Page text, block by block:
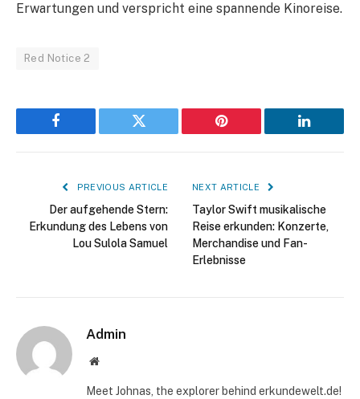
Erwartungen und verspricht eine spannende Kinoreise.
Red Notice 2
Facebook Twitter Pinterest LinkedIn
PREVIOUS ARTICLE
Der aufgehende Stern:
Erkundung des Lebens von
Lou Sulola Samuel
NEXT ARTICLE
Taylor Swift musikalische
Reise erkunden: Konzerte,
Merchandise und Fan-
Erlebnisse
Admin
Website
Meet Johnas, the explorer behind erkundewelt.de!